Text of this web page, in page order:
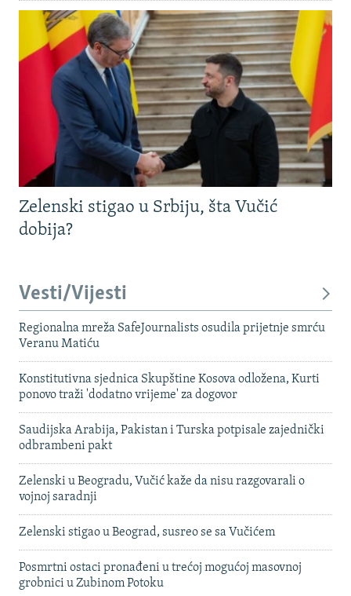
Zelenski stigao u Srbiju, šta Vučić
dobija?
Vesti/Vijesti
Regionalna mreža SafeJournalists osudila prijetnje smrću
Veranu Matiću
Konstitutivna sjednica Skupštine Kosova odložena, Kurti
ponovo traži 'dodatno vrijeme' za dogovor
Saudijska Arabija, Pakistan i Turska potpisale zajednički
odbrambeni pakt
Zelenski u Beogradu, Vučić kaže da nisu razgovarali o
vojnoj saradnji
Zelenski stigao u Beograd, susreo se sa Vučićem
Posmrtni ostaci pronađeni u trećoj mogućoj masovnoj
grobnici u Zubinom Potoku